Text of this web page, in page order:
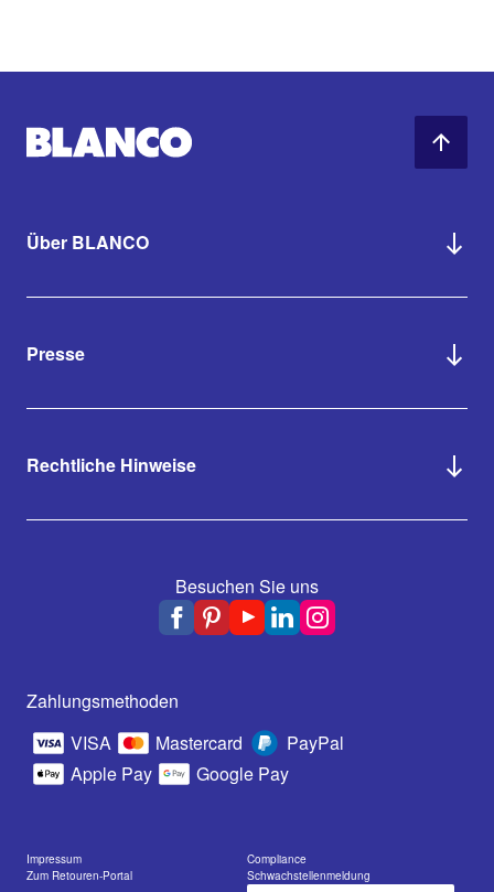
Über BLANCO
Presse
Rechtliche Hinweise
Besuchen Sie uns
Zahlungsmethoden
VISA
Mastercard
PayPal
Apple Pay
Google Pay
Impressum
Compliance
Zum Retouren-Portal
Schwachstellenmeldung